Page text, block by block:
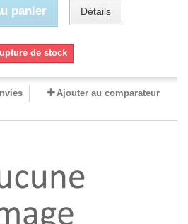
panier Détails
de stock
Ajouter au comparateur